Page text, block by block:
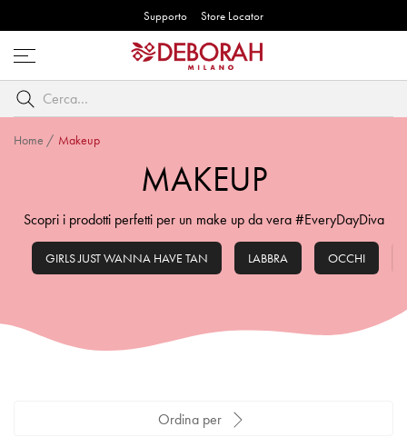
Supporto Store Locator
Apri
menu
Cerca
per
parole
Home / Makeup
MAKEUP
Scopri i prodotti perfetti per un make up da vera #EveryDayDiva
GIRLS JUST WANNA HAVE TAN LABBRA OCCHI
Ordina per